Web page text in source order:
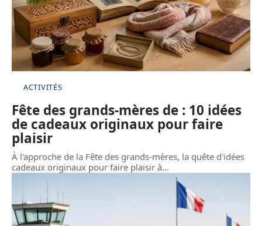
ACTIVITÉS
Fête des grands-mères de : 10 idées
de cadeaux originaux pour faire
plaisir
À l'approche de la Fête des grands-mères, la quête d'idées
cadeaux originaux pour faire plaisir à…